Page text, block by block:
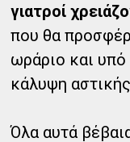
γιατροί
που θα
ωράριο και
κάλυψη
Όλα αυτά